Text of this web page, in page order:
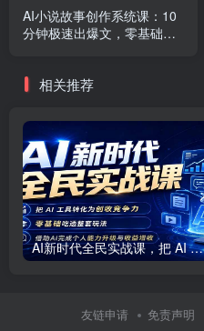
AI小说故事创作系统课：10
分钟极速出爆文，零基础小
相关推荐
AI新时代全民实战课，把 AI 工具转化为创收竞争力，零基础吃透整套玩法，借助AI完成个人能力升级与收益增收。
友链申请 免责声明